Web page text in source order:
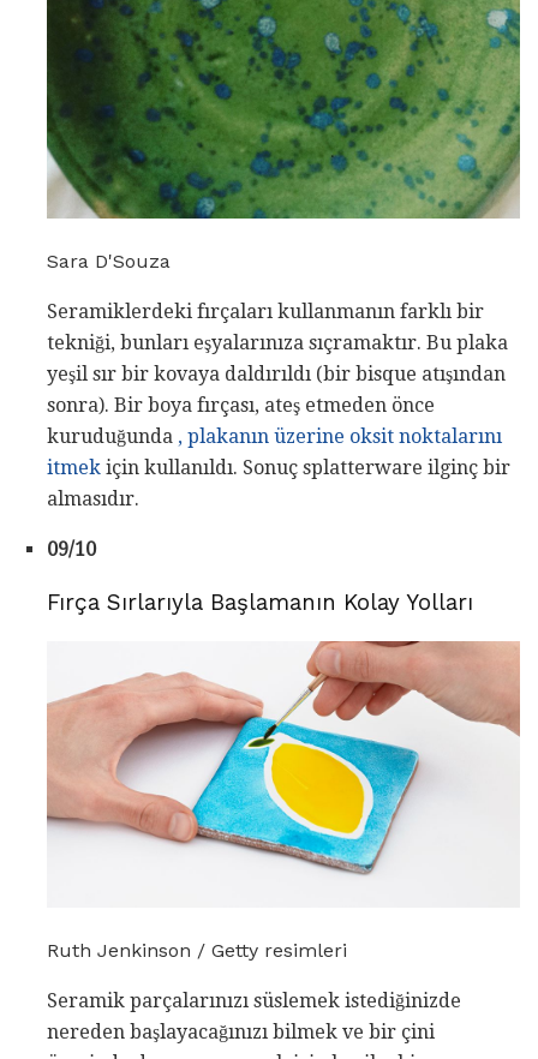
Sara D'Souza
Seramiklerdeki fırçaları kullanmanın farklı bir
tekniği, bunları eşyalarınıza sıçramaktır. Bu plaka
yeşil sır bir kovaya daldırıldı (bir bisque atışından
sonra). Bir boya fırçası, ateş etmeden önce
kuruduğunda , plakanın üzerine oksit noktalarını
itmek için kullanıldı. Sonuç splatterware ilginç bir
almasıdır.
09/10
Fırça Sırlarıyla Başlamanın Kolay Yolları
Ruth Jenkinson / Getty resimleri
Seramik parçalarınızı süslemek istediğinizde
nereden başlayacağınızı bilmek ve bir çini